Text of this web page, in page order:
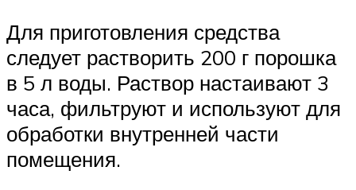
Для приготовления средства
следует растворить 200 г порошка
в 5 л воды. Раствор настаивают 3
часа, фильтруют и используют для
обработки внутренней части
помещения.